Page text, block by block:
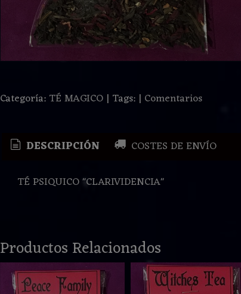
Categoría: TÉ MAGICO| Tags: | Comentarios
DESCRIPCIÓN COSTES DE ENVÍO
TÉ PSIQUICO "CLARIVIDENCIA"
Productos Relacionados